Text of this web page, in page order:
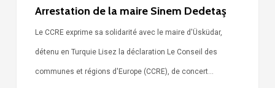
Arrestation de la maire Sinem Dedetaş
Le CCRE exprime sa solidarité avec le maire d'Üsküdar,
détenu en Turquie Lisez la déclaration Le Conseil des
communes et régions d'Europe (CCRE), de concert…